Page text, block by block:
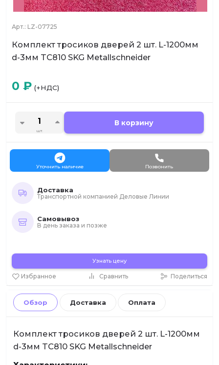
Арт.: LZ-07725
Комплект тросиков дверей 2 шт. L-1200мм
d-3мм TC810 SKG Metallschneider
Избранное Сравнить Поделиться
0 ₽ (+НДС)
шт.
В корзину
Уточнить наличие Позвонить
Доставка
Транспортной компанией Деловые Линии
Самовывоз
В день заказа и позже
Узнать цену
Обзор Доставка Оплата
Комплект тросиков дверей 2 шт. L-1200мм
d-3мм TC810 SKG Metallschneider